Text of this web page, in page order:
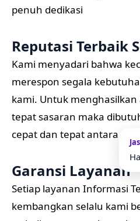
penuh dedikasi
Reputasi Terbaik
Kami menyadari bahwa
merespon segala
kami. Untuk menghasilkan
tepat sasaran maka
cepat dan tepat antara
Garansi Layanan
Setiap layanan Informasi
kembangkan selalu kami